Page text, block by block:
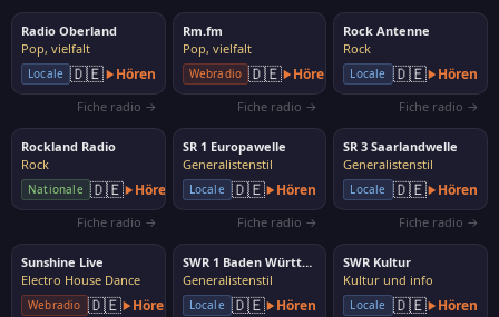
Radio Oberland
Pop, vielfalt
Locale 🇩🇪 Hören
Fiche radio →
Rm.fm
Pop, vielfalt
Webradio 🇩🇪 Hören
Fiche radio →
Rock Antenne
Rock
Locale 🇩🇪 Hören
Fiche radio →
Rockland Radio
Rock
Nationale 🇩🇪 Hören
Fiche radio →
SR 1 Europawelle
Generalistenstil
Locale 🇩🇪 Hören
Fiche radio →
SR 3 Saarlandwelle
Generalistenstil
Locale 🇩🇪 Hören
Fiche radio →
Sunshine Live
Electro House Dance
Webradio 🇩🇪 Hören
SWR 1 Baden Württemberg
Generalistenstil
Locale 🇩🇪 Hören
SWR Kultur
Kultur und info
Locale 🇩🇪 Hören